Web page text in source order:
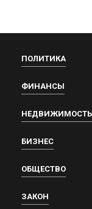
ПОЛИТИКА
ФИНАНСЫ
НЕДВИЖИМОСТЬ
БИЗНЕС
ОБЩЕСТВО
ЗАКОН